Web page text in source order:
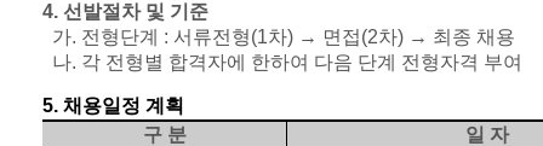
4. 선발절차 및 기준
가. 전형단계 : 서류전형(1차) → 면접(2차) → 최종 채용
나. 각 전형별 합격자에 한하여 다음 단계 전형자격 부여
5. 채용일정 계획
구 분
일 자